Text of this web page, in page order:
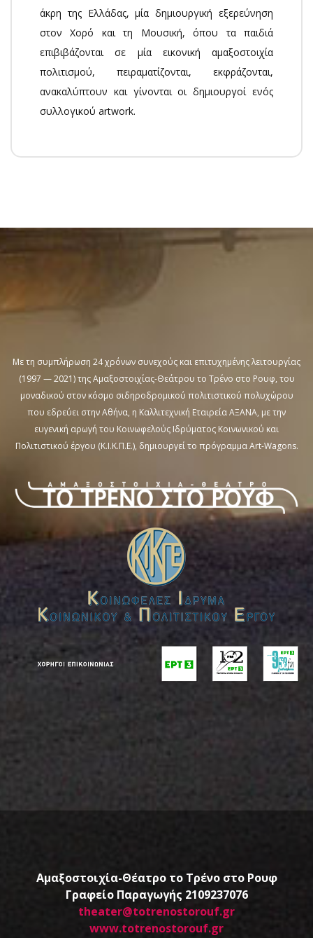
άκρη της Ελλάδας, μία δημιουργική εξερεύνηση
στον Χορό και τη Μουσική, όπου τα παιδιά
επιβιβάζονται σε μία εικονική αμαξοστοιχία
πολιτισμού, πειραματίζονται, εκφράζονται,
ανακαλύπτουν και γίνονται οι δημιουργοί ενός
συλλογικού artwork.
Με τη συμπλήρωση 24 χρόνων συνεχούς και επιτυχημένης λειτουργίας
(1997 — 2021) της Αμαξοστοιχίας-Θεάτρου το Τρένο στο Ρουφ, του
μοναδικού στον κόσμο σιδηροδρομικού πολιτιστικού πολυχώρου
που εδρεύει στην Αθήνα, η Καλλιτεχνική Εταιρεία ΑΞΑΝΑ, με την
ευγενική αρωγή του Κοινωφελούς Ιδρύματος Κοινωνικού και
Πολιτιστικού έργου (Κ.Ι.Κ.Π.Ε.), δημιουργεί το πρόγραμμα Art-Wagons.
Αμαξοστοιχία-Θέατρο το Τρένο στο Ρουφ
Γραφείο Παραγωγής 2109237076
theater@totrenostorouf.gr
www.totrenostorouf.gr